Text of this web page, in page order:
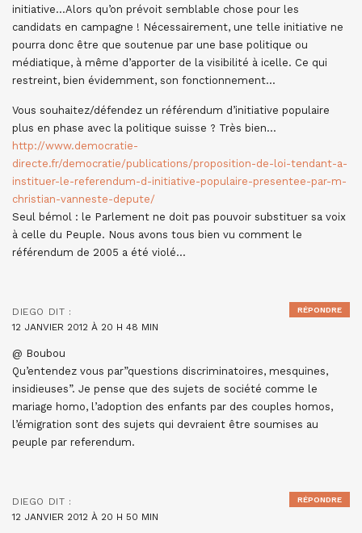
initiative…Alors qu’on prévoit semblable chose pour les
candidats en campagne ! Nécessairement, une telle initiative ne
pourra donc être que soutenue par une base politique ou
médiatique, à même d’apporter de la visibilité à icelle. Ce qui
restreint, bien évidemment, son fonctionnement…
Vous souhaitez/défendez un référendum d’initiative populaire
plus en phase avec la politique suisse ? Très bien…
http://www.democratie-
directe.fr/democratie/publications/proposition-de-loi-tendant-a-
instituer-le-referendum-d-initiative-populaire-presentee-par-m-
christian-vanneste-depute/
Seul bémol : le Parlement ne doit pas pouvoir substituer sa voix
à celle du Peuple. Nous avons tous bien vu comment le
référendum de 2005 a été violé…
DIEGO DIT :
12 JANVIER 2012 À 20 H 48 MIN
@ Boubou
Qu’entendez vous par”questions discriminatoires, mesquines,
insidieuses”. Je pense que des sujets de société comme le
mariage homo, l’adoption des enfants par des couples homos,
l’émigration sont des sujets qui devraient être soumises au
peuple par referendum.
RÉPONDRE
DIEGO DIT :
12 JANVIER 2012 À 20 H 50 MIN
RÉPONDRE